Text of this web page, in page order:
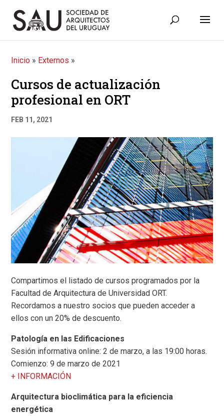
Inicio » Externos »
Cursos de actualización
profesional en ORT
FEB 11, 2021
Compartimos el listado de cursos programados por la
Facultad de Arquitectura de Universidad ORT.
Recordamos a nuestro socios que pueden acceder a
ellos con un 20% de descuento.
Patología en las Edificaciones
Sesión informativa online: 2 de marzo, a las 19:00 horas.
Comienzo: 9 de marzo de 2021
+ INFORMACIÓN
Arquitectura bioclimática para la eficiencia
energética